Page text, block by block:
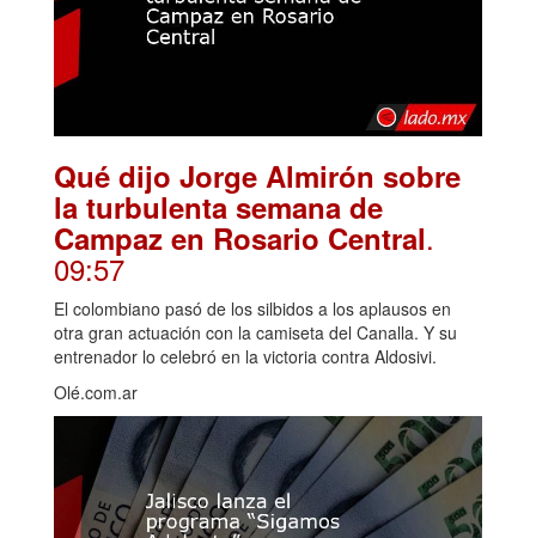
Qué dijo Jorge Almirón sobre
la turbulenta semana de
Campaz en Rosario Central.
09:57
El colombiano pasó de los silbidos a los aplausos en
otra gran actuación con la camiseta del Canalla. Y su
entrenador lo celebró en la victoria contra Aldosivi.
Olé.com.ar